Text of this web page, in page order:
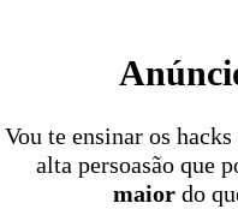
Vou te ensinar os
alta persoasão que
maior do